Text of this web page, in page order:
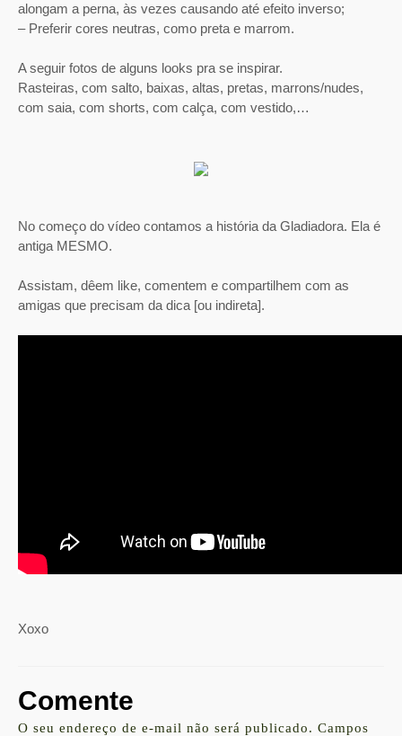
alongam a perna, às vezes causando até efeito inverso;
– Preferir cores neutras, como preta e marrom.
A seguir fotos de alguns looks pra se inspirar.
Rasteiras, com salto, baixas, altas, pretas, marrons/nudes,
com saia, com shorts, com calça, com vestido,…
No começo do vídeo contamos a história da Gladiadora. Ela é
antiga MESMO.
Assistam, dêem like, comentem e compartilhem com as
amigas que precisam da dica [ou indireta].
Xoxo
Comente
O seu endereço de e-mail não será publicado. Campos